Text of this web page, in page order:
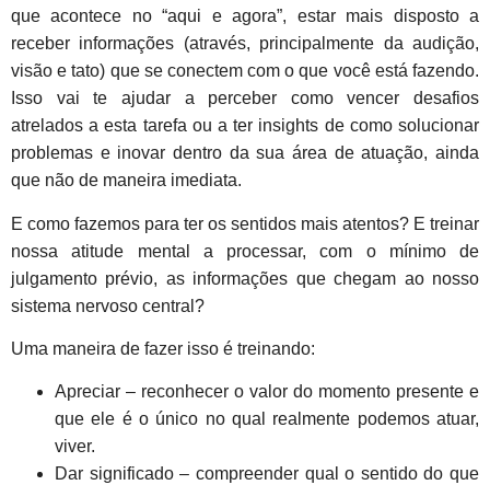
que acontece no “aqui e agora”, estar mais disposto a
receber informações (através, principalmente da audição,
visão e tato) que se conectem com o que você está fazendo.
Isso vai te ajudar a perceber como vencer desafios
atrelados a esta tarefa ou a ter insights de como solucionar
problemas e inovar dentro da sua área de atuação, ainda
que não de maneira imediata.
E como fazemos para ter os sentidos mais atentos? E treinar
nossa atitude mental a processar, com o mínimo de
julgamento prévio, as informações que chegam ao nosso
sistema nervoso central?
Uma maneira de fazer isso é treinando:
Apreciar – reconhecer o valor do momento presente e
que ele é o único no qual realmente podemos atuar,
viver.
Dar significado – compreender qual o sentido do que